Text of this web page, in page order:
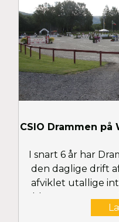
CSIO Drammen på
I snart 6 år har
den daglige drift
afviklet utallige
bl.a. CSIO- og
udendørs